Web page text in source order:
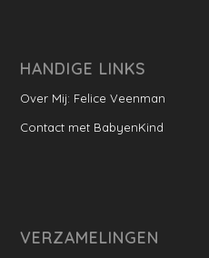
HANDIGE LINKS
Over Mij: Felice Veenman
Contact met BabyenKind
VERZAMELINGEN